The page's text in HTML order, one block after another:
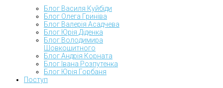
Блог Василя Куйбіди
Блог Олега Гриніва
Блог Валерія Асадчева
Блог Юрія Діденка
Блог Володимира
Шовкошитного
Блог Андрія Корната
Блог Івана Розпутенка
Блог Юрія Горбаня
Поступ